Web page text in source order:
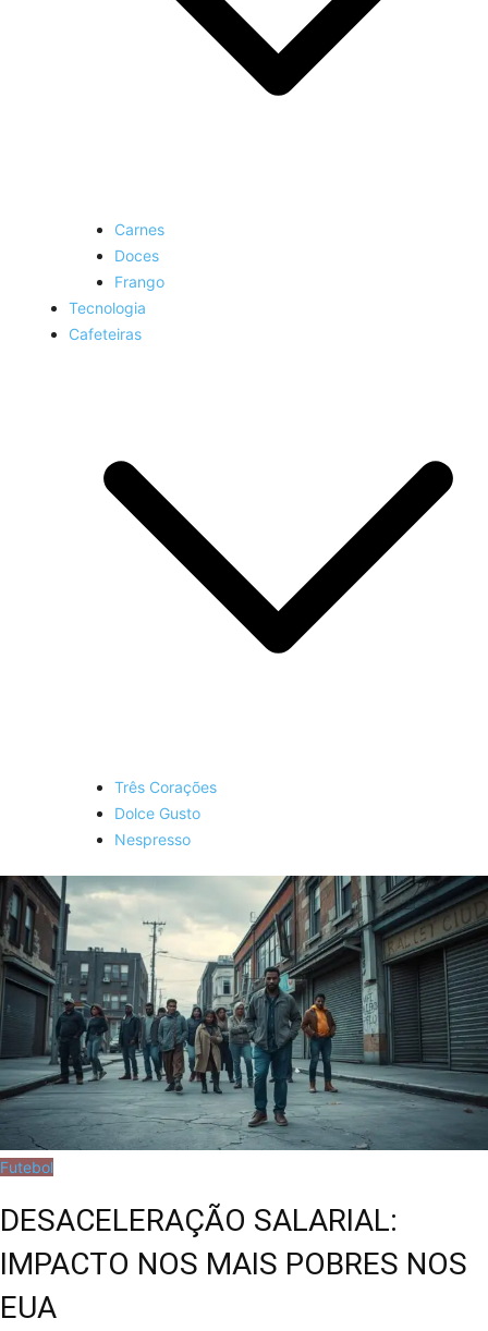
Carnes
Doces
Frango
Tecnologia
Cafeteiras
Três Corações
Dolce Gusto
Nespresso
Futebol
DESACELERAÇÃO SALARIAL:
IMPACTO NOS MAIS POBRES NOS
EUA